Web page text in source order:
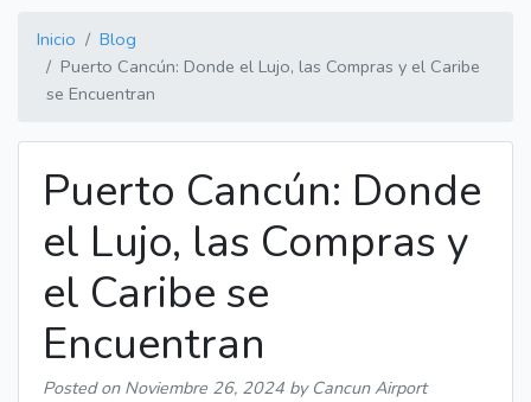
Inicio
Blog
Puerto Cancún: Donde el Lujo, las Compras y el Caribe
se Encuentran
Puerto Cancún: Donde
el Lujo, las Compras y
el Caribe se
Encuentran
Posted on Noviembre 26, 2024 by Cancun Airport